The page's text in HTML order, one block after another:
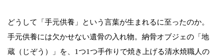
どうして「手元供養」という言葉が生まれるに至ったのか。
手元供養には欠かせない遺骨の入れ物。納骨オブジェの「地
蔵（じぞう）」を、1つ1つ手作りで焼き上げる清水焼職人の